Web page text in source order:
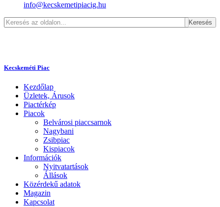
info@kecskemetipiacig.hu
Keresés
Kecskeméti Piac
Kezdőlap
Üzletek, Árusok
Piactérkép
Piacok
Belvárosi piaccsarnok
Nagybani
Zsibpiac
Kispiacok
Információk
Nyitvatartások
Állások
Közérdekű adatok
Magazin
Kapcsolat